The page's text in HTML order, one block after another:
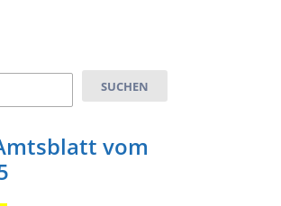
SUCHEN
vom